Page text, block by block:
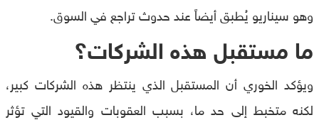
وهو سيناريو يُطبق أيضاً عند حدوث تراجع في السوق.
ما مستقبل هذه الشركات؟
ويؤكد الخوري أن المستقبل الذي ينتظر هذه الشركات كبير،
لكنه متخبط إلى حد ما، بسبب العقوبات والقيود التي تؤثر